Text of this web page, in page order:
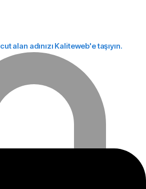
alan adınızı Kaliteweb'e taşıyın.